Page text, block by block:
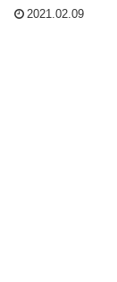
2021.02.09